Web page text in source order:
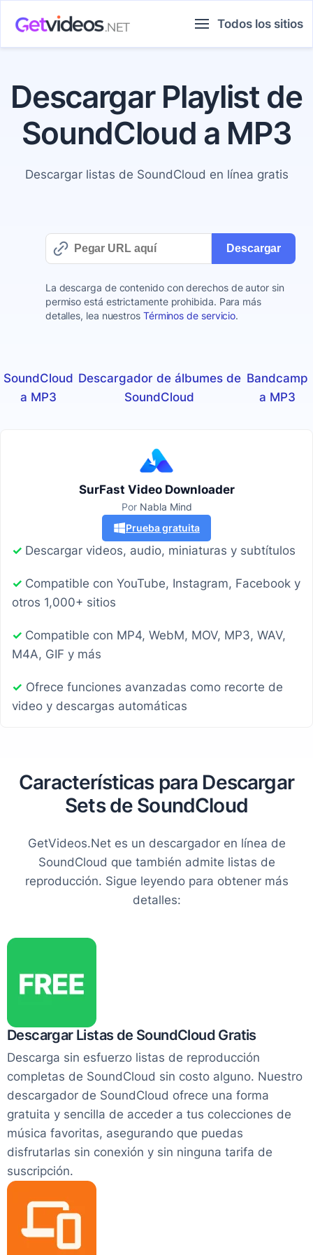
contenido
Todos los sitios
Descargar Playlist de
SoundCloud a MP3
Descargar listas de SoundCloud en línea gratis
Descargar
La descarga de contenido con derechos de autor sin
permiso está estrictamente prohibida. Para más
detalles, lea nuestros Términos de servicio.
SoundCloud
a MP3
Descargador de álbumes de
SoundCloud
Bandcamp
a MP3
✓ Descargar videos, audio, miniaturas y subtítulos
✓ Compatible con YouTube, Instagram, Facebook y
otros 1,000+ sitios
✓ Compatible con MP4, WebM, MOV, MP3, WAV,
M4A, GIF y más
✓ Ofrece funciones avanzadas como recorte de
video y descargas automáticas
SurFast Video Downloader
Por Nabla Mind
Prueba gratuita
Características para Descargar
Sets de SoundCloud
GetVideos.Net es un descargador en línea de
SoundCloud que también admite listas de
reproducción. Sigue leyendo para obtener más
detalles:
Descargar Listas de SoundCloud Gratis
Descarga sin esfuerzo listas de reproducción
completas de SoundCloud sin costo alguno. Nuestro
descargador de SoundCloud ofrece una forma
gratuita y sencilla de acceder a tus colecciones de
música favoritas, asegurando que puedas
disfrutarlas sin conexión y sin ninguna tarifa de
suscripción.